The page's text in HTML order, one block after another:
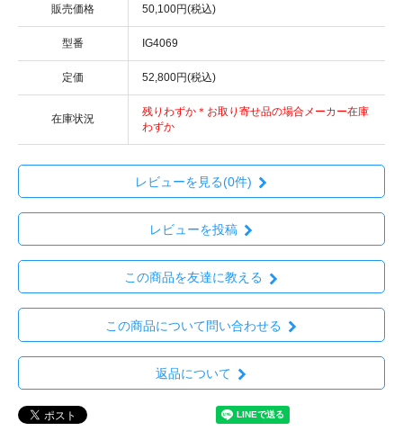
販売価格 50,100円(税込)
型番 IG4069
定価 52,800円(税込)
在庫状況
残りわずか＊お取り寄せ品の場合メーカー在庫
わずか
レビューを見る(0件)
レビューを投稿
この商品を友達に教える
この商品について問い合わせる
返品について